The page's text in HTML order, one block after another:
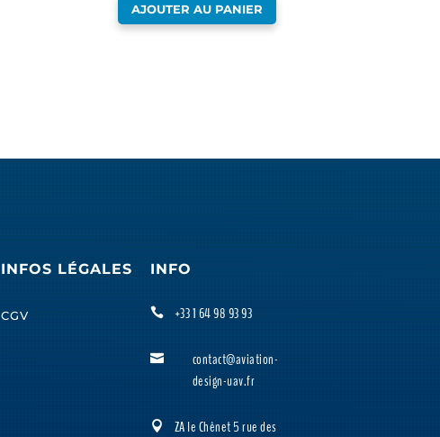
AJOUTER AU PANIER
INFOS LÉGALES
CGV
INFO
 +33 1 64 98 93 93

contact@aviation-
design-uav.fr
 ZA le Chênet 5 rue des